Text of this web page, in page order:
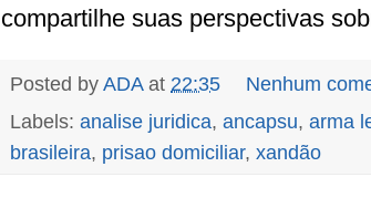
compartilhe suas perspectivas
Posted by ADA at 22:35
Nenhum
Labels: analise juridica, ancapsu, arma
brasileira, prisao domiciliar, xandão